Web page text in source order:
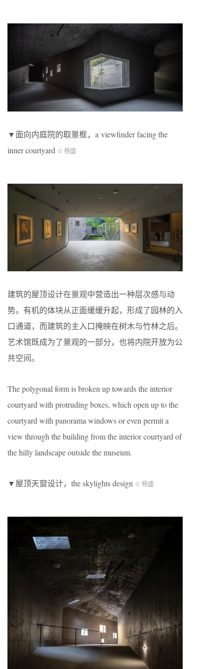
▼面向内庭院的取景框，a viewfinder facing the
inner courtyard © 杨盛
建筑的屋顶设计在景观中营造出一种层次感与动
势。有机的体块从正面缓缓升起，形成了园林的入
口通道，而建筑的主入口掩映在树木与竹林之后。
艺术馆既成为了景观的一部分，也将内院开放为公
共空间。
The polygonal form is broken up towards the interior
courtyard with protruding boxes, which open up to the
courtyard with panorama windows or even permit a
view through the building from the interior courtyard of
the hilly landscape outside the museum.
▼屋顶天窗设计，the skylights design © 杨盛